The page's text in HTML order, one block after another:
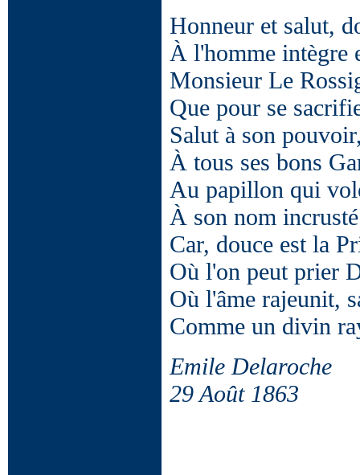
Honneur et salut,
À l'homme intègre
Monsieur Le
Que pour se
Salut à son
À tous ses bons
Au papillon qui
À son nom
Car, douce est la
Où l'on peut prier
Où l'âme rajeunit,
Comme un divin
Emile Delaroche
29 Août 1863